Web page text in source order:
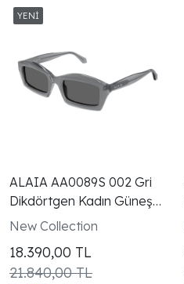
ALAIA AA0089S 002 Gri
Dikdörtgen Kadın Güneş
Gözlüğü
New Collection
18.390,00 TL
21.840,00 TL